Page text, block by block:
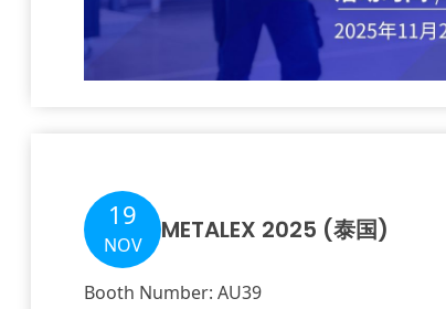
19
NOV METALEX 2025 (泰国)
Booth Number: AU39